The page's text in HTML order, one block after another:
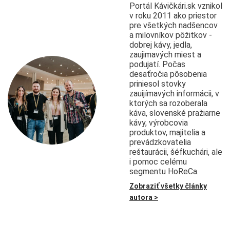
Portál Kávičkári.sk vznikol
v roku 2011 ako priestor
pre všetkých nadšencov
a milovníkov pôžitkov -
dobrej kávy, jedla,
zaujimavých miest a
podujatí. Počas
desaťročia pôsobenia
priniesol stovky
zauijímavých informácii, v
ktorých sa rozoberala
káva, slovenské pražiarne
kávy, výrobcovia
produktov, majitelia a
prevádzkovatelia
reštaurácii, šéfkuchári, ale
i pomoc celému
segmentu HoReCa.
Zobraziť všetky články
autora >